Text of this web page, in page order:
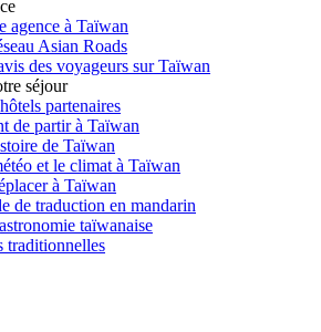
agence à Taïwan
Asian Roads
des voyageurs sur Taïwan
séjour
partenaires
de partir à Taïwan
de Taïwan
et le climat à Taïwan
à Taïwan
de traduction en mandarin
taïwanaise
traditionnelles